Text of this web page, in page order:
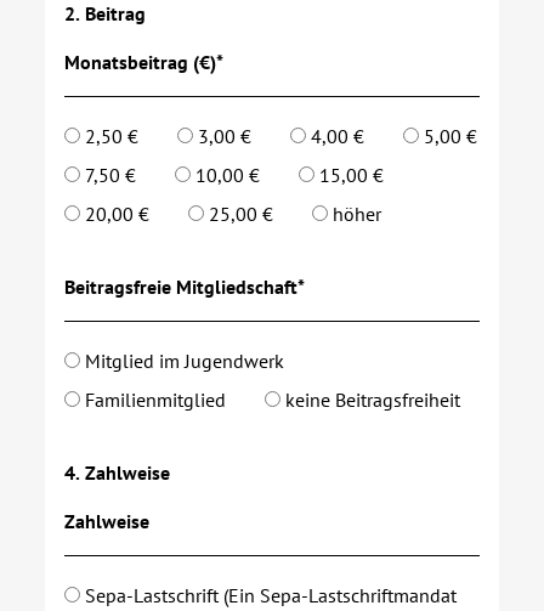
2. Beitrag
Monatsbeitrag (€)*
2,50 € 3,00 € 4,00 €
5,00 €
7,50 €
10,00 €
15,00 €
20,00 €
25,00 € höher
Beitragsfreie Mitgliedschaft*
Mitglied im Jugendwerk
Familienmitglied
keine Beitragsfreiheit
4. Zahlweise
Zahlweise
Sepa-Lastschrift (Ein Sepa-Lastschriftmandat